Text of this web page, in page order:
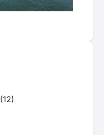
(12)